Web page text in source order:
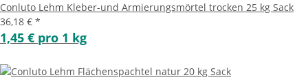
Conluto Lehm Kleber-und Armierungsmörtel trocken 25 kg Sack
36,18 € *
1,45 € pro 1 kg